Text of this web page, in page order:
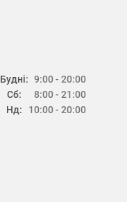
Будні:
Сб:
Нд:
9:00 - 20:00
8:00 - 21:00
10:00 - 20:00